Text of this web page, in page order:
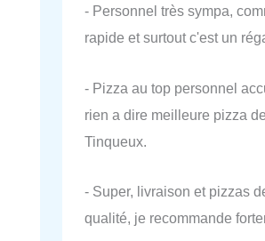
- Personnel très sympa,
rapide et surtout c'est un
- Pizza au top personnel
rien a dire meilleure pizza de
Tinqueux.
- Super, livraison et pizzas
qualité, je recommande